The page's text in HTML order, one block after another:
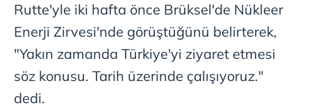
Rutte'yle iki hafta önce Brüksel'de Nükleer
Enerji Zirvesi'nde görüştüğünü belirterek,
"Yakın zamanda Türkiye'yi ziyaret etmesi
söz konusu. Tarih üzerinde çalışıyoruz."
dedi.